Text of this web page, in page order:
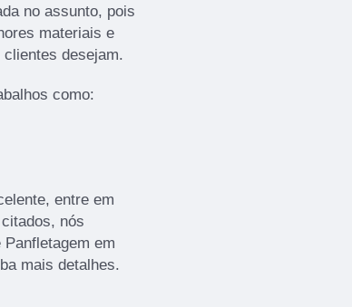
no assunto, pois
materiais e
desejam.
como:
entre em
nós
em
mais detalhes.